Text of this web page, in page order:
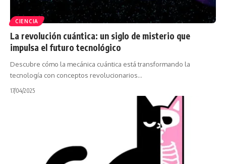
CIENCIA
La revolución cuántica: un siglo de misterio que
impulsa el futuro tecnológico
Descubre cómo la mecánica cuántica está transformando la
tecnología con conceptos revolucionarios…
17/04/2025